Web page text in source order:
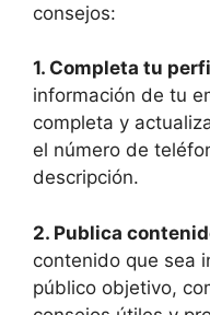
consejos:
1. Completa tu
información de tu
completa y
el número de
descripción.
2. Publica
contenido que sea
público objetivo,